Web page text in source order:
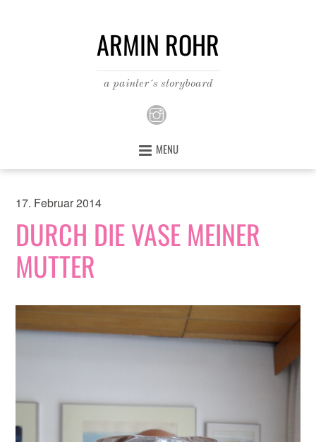
ARMIN ROHR
a painter´s storyboard
MENU
17. Februar 2014
DURCH DIE VASE MEINER
MUTTER